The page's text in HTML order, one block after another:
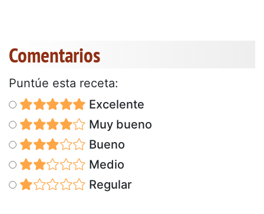
Comentarios
Puntúe esta receta:
Excelente
Muy bueno
Bueno
Medio
Regular